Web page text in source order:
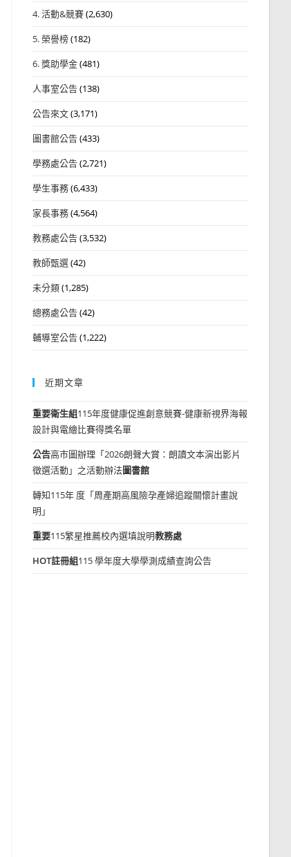
4. 活動&競賽(2,630)
5. 榮譽榜(182)
6. 獎助學金(481)
人事室公告(138)
公告來文(3,171)
圖書館公告(433)
學務處公告(2,721)
學生事務(6,433)
家長事務(4,564)
教務處公告(3,532)
教師甄選(42)
未分類(1,285)
總務處公告(42)
輔導室公告(1,222)
近期文章
重要衛生組115年度健康促進創意競賽-健康新視界海報
設計與電繪比賽得獎名單
公告高市圖辦理「2026朗聲大賞：朗讀文本演出影片
徵選活動」之活動辦法圖書館
轉知115年 度「周產期高風險孕產婦追蹤關懷計畫說
明」
重要115繁星推薦校內選填說明教務處
HOT註冊組115 學年度大學學測成績查詢公告